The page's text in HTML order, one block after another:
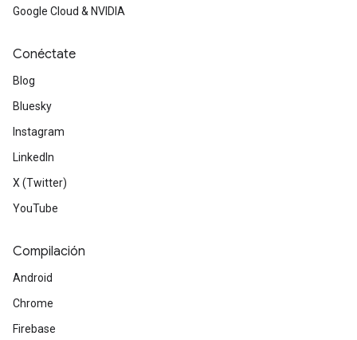
Google Cloud & NVIDIA
Conéctate
Blog
Bluesky
Instagram
LinkedIn
X (Twitter)
YouTube
Compilación
Android
Chrome
Firebase